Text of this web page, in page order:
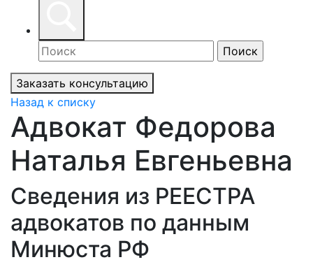
Заказать консультацию
Назад к списку
Адвокат Федорова
Наталья Евгеньевна
Сведения из РЕЕСТРА
адвокатов по данным
Минюста РФ